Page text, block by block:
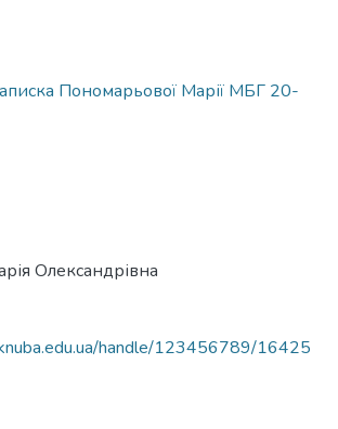
Пономарьової Марії МБГ 20-
Олександрівна
handle/123456789/16425